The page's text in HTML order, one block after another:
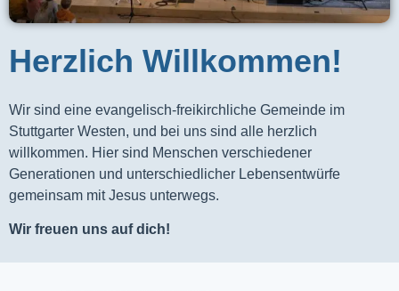
Herzlich Willkommen!
Wir sind eine evangelisch-freikirchliche Gemeinde im
Stuttgarter Westen, und bei uns sind alle herzlich
willkommen. Hier sind Menschen verschiedener
Generationen und unterschiedlicher Lebensentwürfe
gemeinsam mit Jesus unterwegs.
Wir freuen uns auf dich!